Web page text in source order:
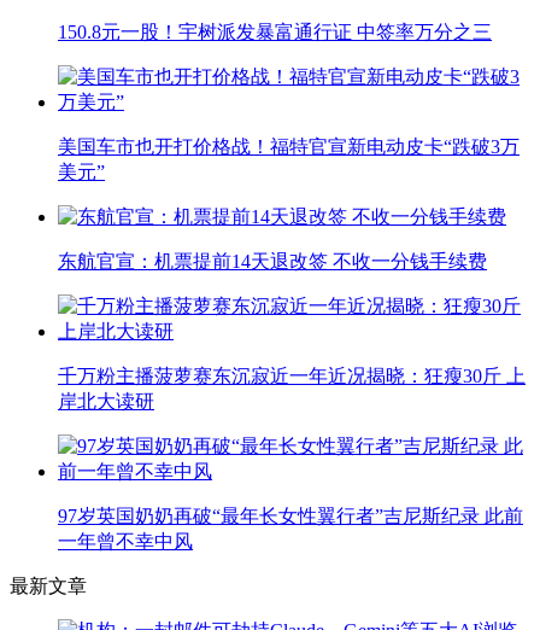
150.8元一股！宇树派发暴富通行证 中签率万分之三
美国车市也开打价格战！福特官宣新电动皮卡“跌破3万
美元”
东航官宣：机票提前14天退改签 不收一分钱手续费
千万粉主播菠萝赛东沉寂近一年近况揭晓：狂瘦30斤 上
岸北大读研
97岁英国奶奶再破“最年长女性翼行者”吉尼斯纪录 此前
一年曾不幸中风
最新文章